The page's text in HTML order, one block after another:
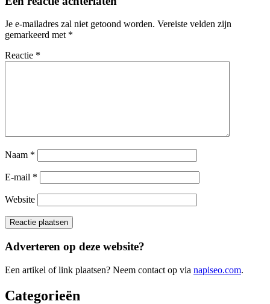
Je e-mailadres zal niet getoond worden. Vereiste velden zijn
gemarkeerd met *
Reactie *
Naam *
E-mail *
Website
Adverteren op deze website?
Een artikel of link plaatsen? Neem contact op via napiseo.com.
Categorieën